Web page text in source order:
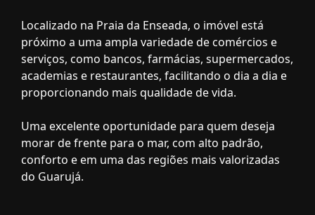
Localizado na Praia da Enseada, o imóvel está
próximo a uma ampla variedade de comércios e
serviços, como bancos, farmácias, supermercados,
academias e restaurantes, facilitando o dia a dia e
proporcionando mais qualidade de vida.
Uma excelente oportunidade para quem deseja
morar de frente para o mar, com alto padrão,
conforto e em uma das regiões mais valorizadas
do Guarujá.